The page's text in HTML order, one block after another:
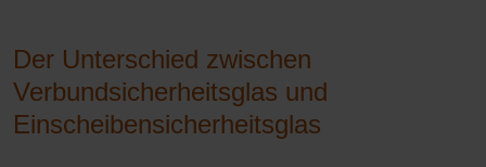
Der Unterschied zwischen
Verbundsicherheitsglas und
Einscheibensicherheitsglas